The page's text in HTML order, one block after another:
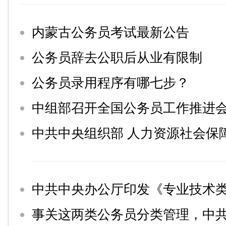
内蒙古公务员考试最新公告
公务员辞去公职后从业有限制
公务员录用程序有哪七步？
中组部召开全国公务员工作推进